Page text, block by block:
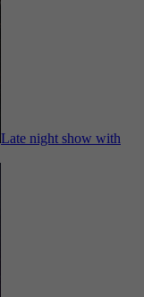
Late night show with